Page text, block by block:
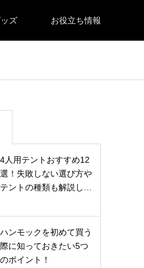
ズ お役立ち情報
4人用テントおすすめ12
選！失敗しない選び方や
テントの種類も解説し…
ハンモックを初めて買う
際に知っておきたい5つ
のポイント！